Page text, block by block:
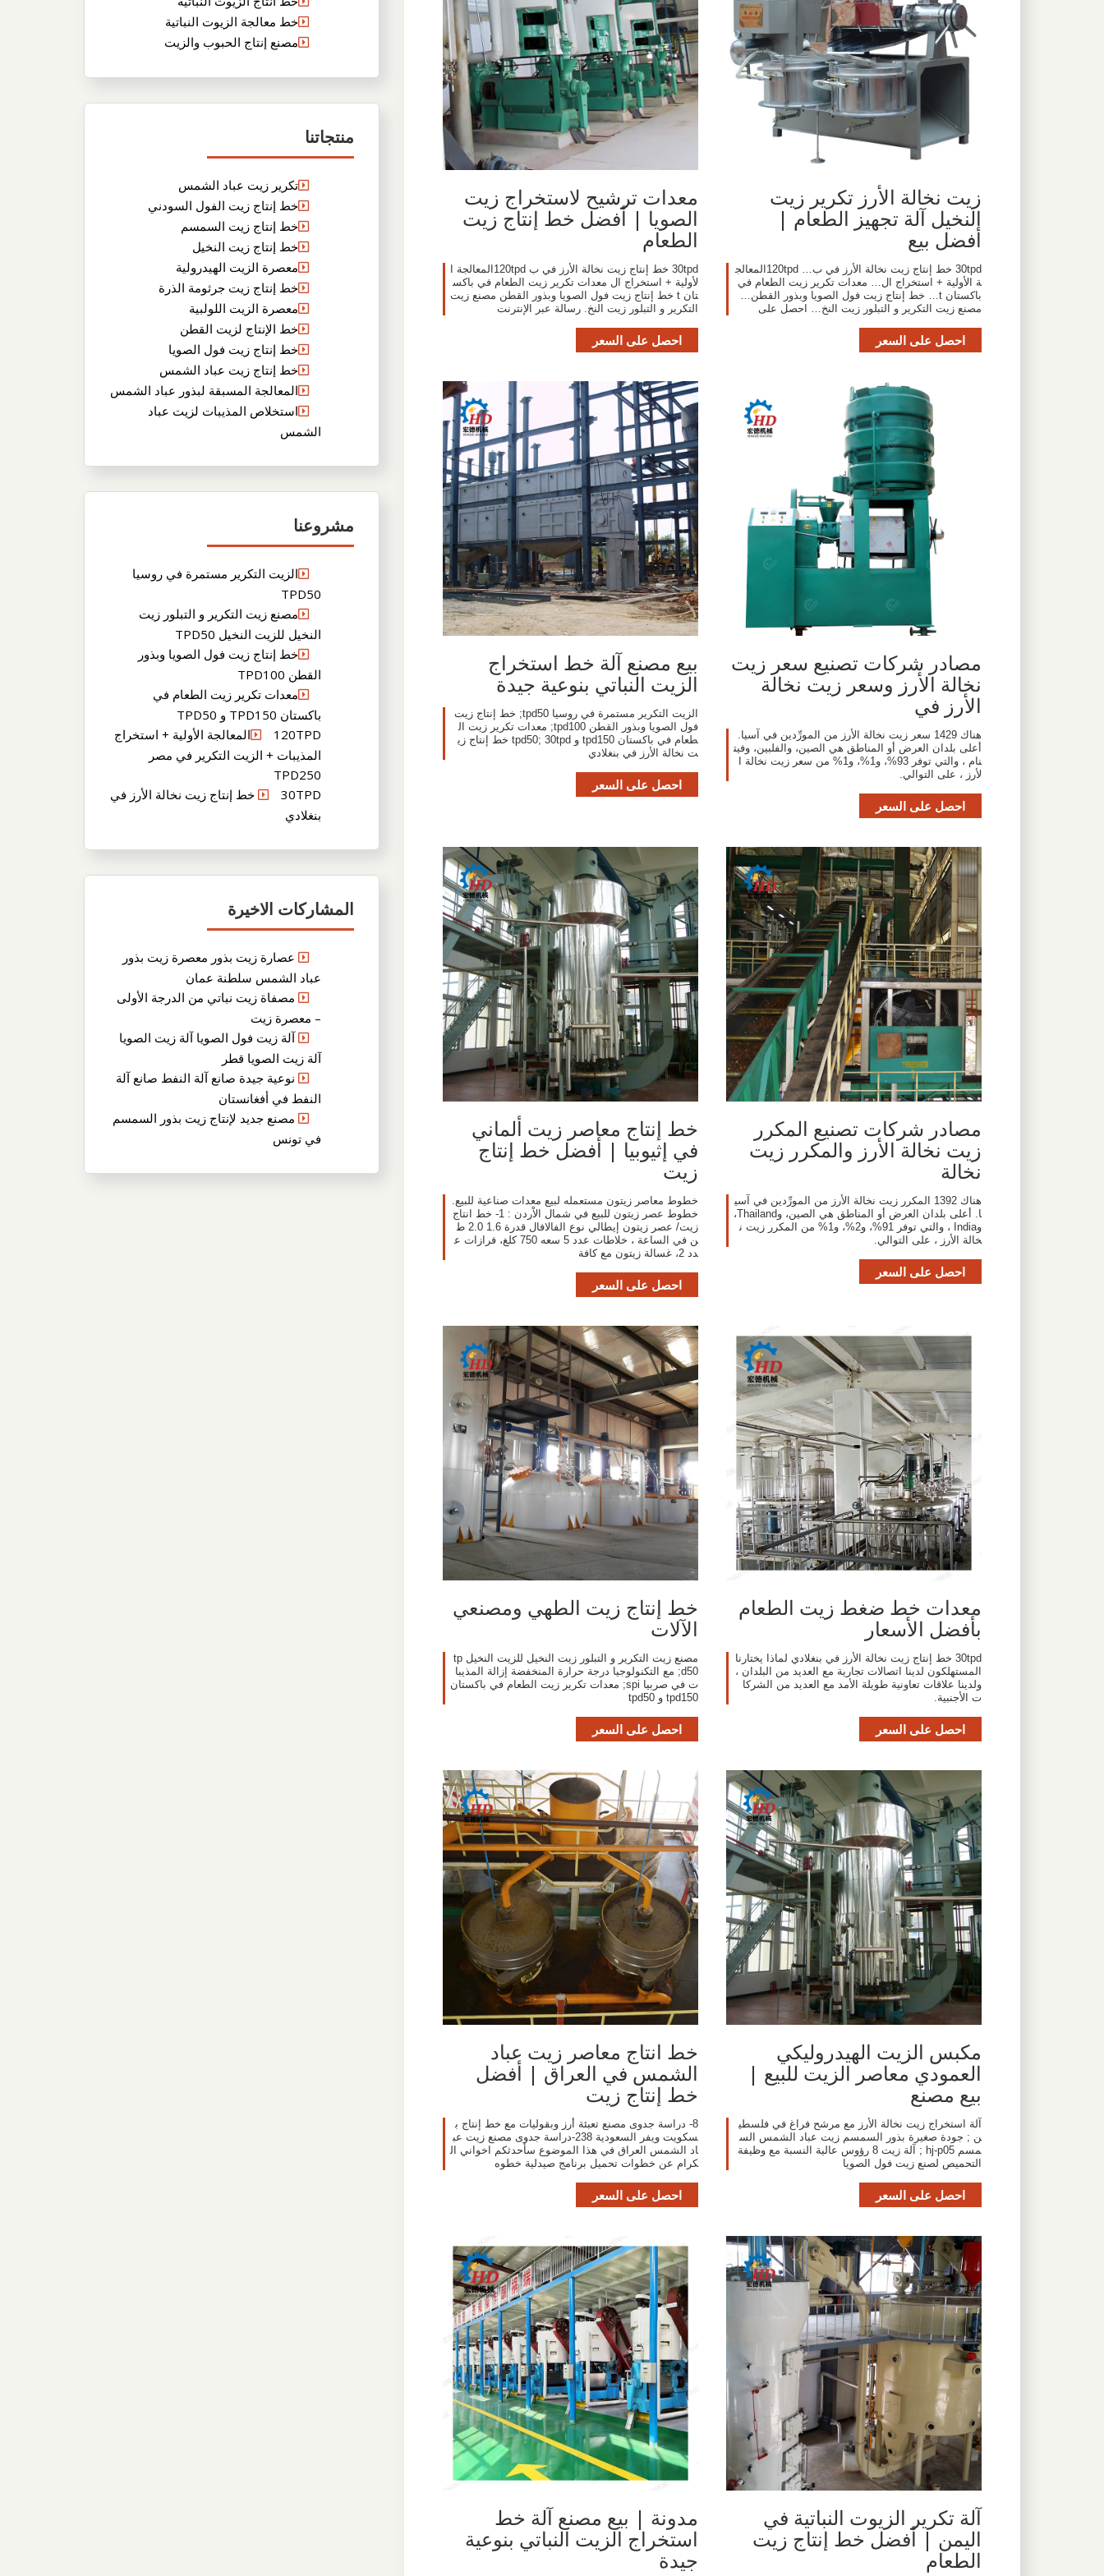
خط معالجة الزيوت النباتية
مصنع إنتاج الحبوب والزيت
منتجاتنا
تكرير زيت عباد الشمس
خط إنتاج زيت الفول السودني
خط إنتاج زيت السمسم
خط إنتاج زيت النخيل
معصرة الزيت الهيدرولية
خط إنتاج زيت جرثومة الذرة
معصرة الزيت اللولبية
خط الإنتاج لزيت القطن
خط إنتاج زيت فول الصويا
خط إنتاج زيت عباد الشمس
المعالجة المسبقة لبذور عباد الشمس
استخلاص المذيبات لزيت عباد
الشمس
مشروعنا
الزيت التكرير مستمرة في روسيا
TPD50
مصنع زيت التكرير و التبلور زيت
النخيل للزيت النخيل TPD50
خط إنتاج زيت فول الصويا وبذور
القطن TPD100
معدات تكرير زيت الطعام في
باكستان TPD150 و TPD50
120TPDالمعالجة الأولية + استخراج
المذيبات + الزيت التكرير في مصر
TPD250
30TPD خط إنتاج زيت نخالة الأرز في
بنغلادي
المشاركات الاخيرة
عصارة زيت بذور معصرة زيت بذور
عباد الشمس سلطنة عمان
مصفاة زيت نباتي من الدرجة الأولى
– معصرة زيت
آلة زيت فول الصويا آلة زيت الصويا
آلة زيت الصويا قطر
نوعية جيدة صانع آلة النفط صانع آلة
النفط في أفغانستان
مصنع جديد لإنتاج زيت بذور السمسم
في تونس
زيت نخالة الأرز تكرير زيت
النخيل آلة تجهيز الطعام |
أفضل بيع
30tpd خط إنتاج زيت نخالة الأرز في ب… 120tpdالمعالج
ة الأولية + استخراج ال… معدات تكرير زيت الطعام في
باكستان t… خط إنتاج زيت فول الصويا وبذور القطن…
مصنع زيت التكرير و التبلور زيت النخ… احصل على
احصل على السعر
معدات ترشيح لاستخراج زيت
الصويا | أفضل خط إنتاج زيت
الطعام
30tpd خط إنتاج زيت نخالة الأرز في ب 120tpdالمعالجة ا
لأولية + استخراج ال معدات تكرير زيت الطعام في باكس
تان t خط إنتاج زيت فول الصويا وبذور القطن مصنع زيت
التكرير و التبلور زيت النخ. رسالة عبر الإنترنت
احصل على السعر
مصادر شركات تصنيع سعر زيت
نخالة الأرز وسعر زيت نخالة
الأرز في
هناك 1429 سعر زيت نخالة الأرز من المورِّدين في آسيا.
أعلى بلدان العرض أو المناطق هي الصين، والفلبين، وفيت
نام ، والتي توفر 93%، و1%، و1% من سعر زيت نخالة ا
لأرز ، على التوالي.
احصل على السعر
بيع مصنع آلة خط استخراج
الزيت النباتي بنوعية جيدة
الزيت التكرير مستمرة في روسيا tpd50; خط إنتاج زيت
فول الصويا وبذور القطن tpd100; معدات تكرير زيت ال
طعام في باكستان tpd150 و tpd50; 30tpd خط إنتاج زي
ت نخالة الأرز في بنغلادي
احصل على السعر
مصادر شركات تصنيع المكرر
زيت نخالة الأرز والمكرر زيت
نخالة
هناك 1392 المكرر زيت نخالة الأرز من المورِّدين في آسي
ا. أعلى بلدان العرض أو المناطق هي الصين، وThailand،
وIndia ، والتي توفر 91%، و2%، و1% من المكرر زيت ن
خالة الأرز ، على التوالي.
احصل على السعر
خط إنتاج معاصر زيت ألماني
في إثيوبيا | أفضل خط إنتاج
زيت
خطوط معاصر زيتون مستعمله لبيع معدات صناعية للبيع.
خطوط عصر زيتون للبيع في شمال الاْردن : 1- خط انتاج
زيت/ عصر زيتون إيطالي نوع الفالافال قدرة 1.6 2.0 ط
ن في الساعة ، خلاطات عدد 5 سعه 750 كلغ، فرازات ع
دد 2، غسالة زيتون مع كافة
احصل على السعر
معدات خط ضغط زيت الطعام
بأفضل الأسعار
30tpd خط إنتاج زيت نخالة الأرز في بنغلادي لماذا يختارنا
المستهلكون لدينا اتصالات تجارية مع العديد من البلدان ،
ولدينا علاقات تعاونية طويلة الأمد مع العديد من الشركا
ت الأجنبية.
احصل على السعر
خط إنتاج زيت الطهي ومصنعي
الآلات
مصنع زيت التكرير و التبلور زيت النخيل للزيت النخيل tp
d50; مع التكنولوجيا درجة حرارة المنخفضة إزالة المذيبا
ت في صربيا spi; معدات تكرير زيت الطعام في باكستان
tpd150 و tpd50
احصل على السعر
مكبس الزيت الهيدروليكي
العمودي معاصر الزيت للبيع |
بيع مصنع
آلة استخراج زيت نخالة الأرز مع مرشح فراغ في فلسطي
ن ; جودة صغيرة بذور السمسم زيت عباد الشمس الس
مسم hj-p05 ; آلة زيت 8 رؤوس عالية النسبة مع وظيفة
التحميص لصنع زيت فول الصويا
احصل على السعر
خط انتاج معاصر زيت عباد
الشمس في العراق | أفضل
خط إنتاج زيت
8- دراسة جدوى مصنع تعبئة أرز وبقوليات مع خط إنتاج ب
سكويت ويفر السعودية 238-دراسة جدوى مصنع زيت عب
اد الشمس العراق في هذا الموضوع سأحدثكم اخواني ال
كرام عن خطوات تحميل برنامج صيدلية خطوه
احصل على السعر
آلة تكرير الزيوت النباتية في
اليمن | أفضل خط إنتاج زيت
الطعام
مدونة | بيع مصنع آلة خط
استخراج الزيت النباتي بنوعية
جيدة